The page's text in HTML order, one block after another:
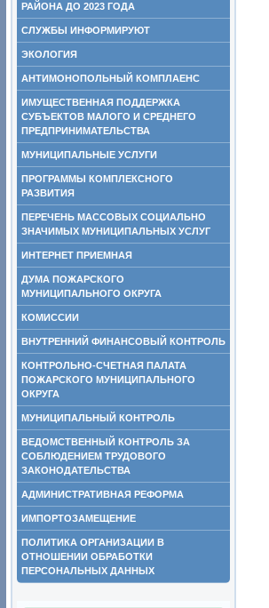
РАЙОНА ДО 2023 ГОДА
СЛУЖБЫ ИНФОРМИРУЮТ
ЭКОЛОГИЯ
АНТИМОНОПОЛЬНЫЙ КОМПЛАЕНС
ИМУЩЕСТВЕННАЯ ПОДДЕРЖКА
СУБЪЕКТОВ МАЛОГО И СРЕДНЕГО
ПРЕДПРИНИМАТЕЛЬСТВА
МУНИЦИПАЛЬНЫЕ УСЛУГИ
ПРОГРАММЫ КОМПЛЕКСНОГО
РАЗВИТИЯ
ПЕРЕЧЕНЬ МАССОВЫХ СОЦИАЛЬНО
ЗНАЧИМЫХ МУНИЦИПАЛЬНЫХ УСЛУГ
ИНТЕРНЕТ ПРИЕМНАЯ
ДУМА ПОЖАРСКОГО
МУНИЦИПАЛЬНОГО ОКРУГА
КОМИССИИ
ВНУТРЕННИЙ ФИНАНСОВЫЙ КОНТРОЛЬ
КОНТРОЛЬНО-СЧЕТНАЯ ПАЛАТА
ПОЖАРСКОГО МУНИЦИПАЛЬНОГО
ОКРУГА
МУНИЦИПАЛЬНЫЙ КОНТРОЛЬ
ВЕДОМСТВЕННЫЙ КОНТРОЛЬ ЗА
СОБЛЮДЕНИЕМ ТРУДОВОГО
ЗАКОНОДАТЕЛЬСТВА
АДМИНИСТРАТИВНАЯ РЕФОРМА
ИМПОРТОЗАМЕЩЕНИЕ
ПОЛИТИКА ОРГАНИЗАЦИИ В
ОТНОШЕНИИ ОБРАБОТКИ
ПЕРСОНАЛЬНЫХ ДАННЫХ